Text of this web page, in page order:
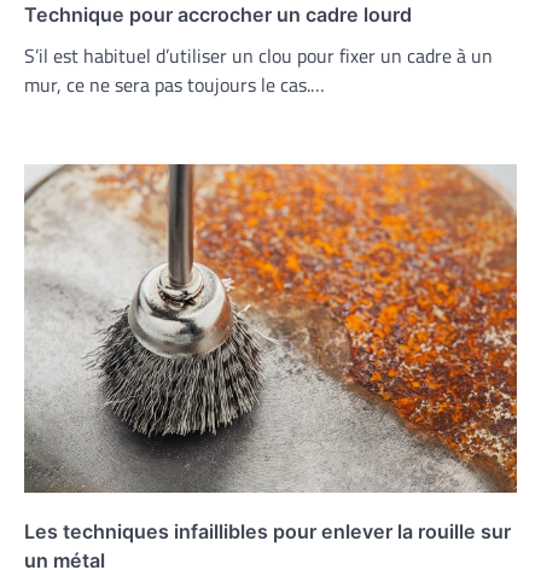
Technique pour accrocher un cadre lourd
S’il est habituel d’utiliser un clou pour fixer un cadre à un
mur, ce ne sera pas toujours le cas.…
Les techniques infaillibles pour enlever la rouille sur
un métal